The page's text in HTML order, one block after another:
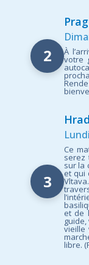
2 À
votre
3
Ce
serez
sur la
et qui
et de
vieille
libre.